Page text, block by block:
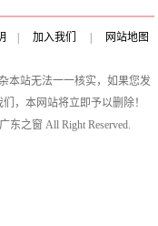
加入我们
网站地图
本站无法一一核实，如果您发
，本网站将立即予以删除！
东之窗 All Right Reserved.